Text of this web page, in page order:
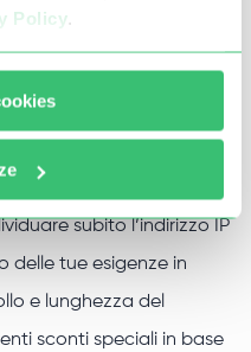
Policy.
per Origin
subito l’indirizzo IP
tue esigenze in
e lunghezza del
sconti speciali in base